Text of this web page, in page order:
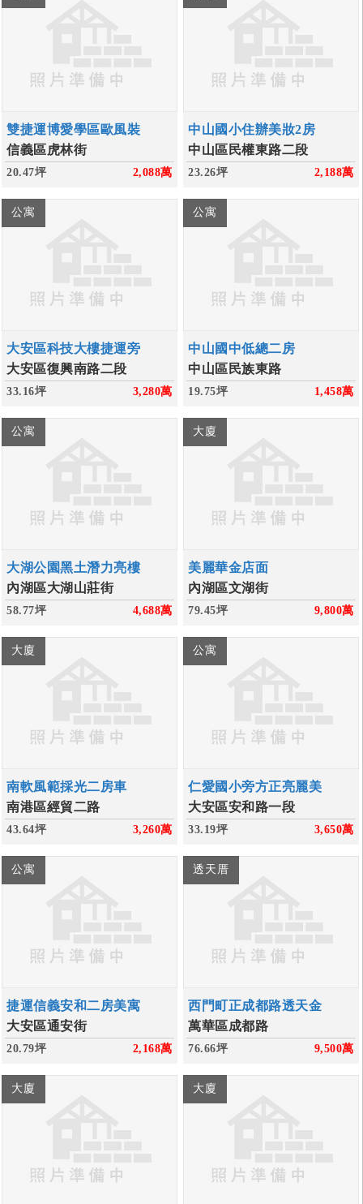
雙捷運博愛學區歐風裝
信義區虎林街
20.47坪 2,088萬
中山國小住辦美妝2房
中山區民權東路二段
23.26坪 2,188萬
公寓
大安區科技大樓捷運旁
大安區復興南路二段
33.16坪 3,280萬
公寓
中山國中低總二房
中山區民族東路
19.75坪 1,458萬
公寓
大湖公園黑土潛力亮樓
內湖區大湖山莊街
58.77坪 4,688萬
大廈
美麗華金店面
內湖區文湖街
79.45坪 9,800萬
大廈
南軟風範採光二房車
南港區經貿二路
43.64坪 3,260萬
公寓
仁愛國小旁方正亮麗美
大安區安和路一段
33.19坪 3,650萬
公寓
捷運信義安和二房美寓
大安區通安街
20.79坪 2,168萬
透天厝
西門町正成都路透天金
萬華區成都路
76.66坪 9,500萬
大廈 大廈